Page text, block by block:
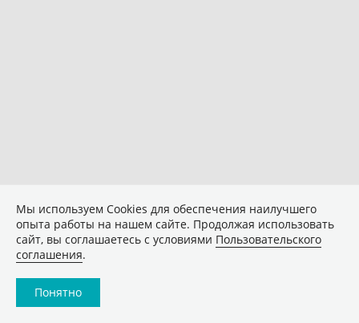
Мы используем Сookies для обеспечения наилучшего
опыта работы на нашем сайте. Продолжая использовать
сайт, вы соглашаетесь с условиями Пользовательского
соглашения.
Понятно